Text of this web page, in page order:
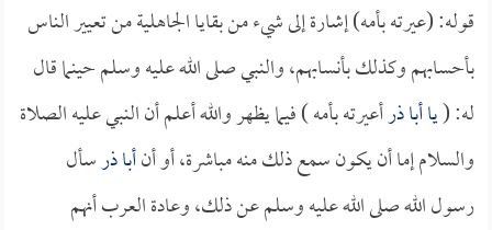
قوله: (عيرته بأمه) إشارة إلى شيء من بقايا الجاهلية من تعيير الناس
بأحسابهم وكذلك بأنسابهم، والنبي صلى الله عليه وسلم حينما قال
له: (ياأبا ذرأعيرته بأمه ) فيما يظهر والله أعلم أن النبي عليه الصلاة
والسلام إما أن يكون سمع ذلك منه مباشرة، أو أنأبا ذرسأل
رسول الله صلى الله عليه وسلم عن ذلك، وعادة العرب أنهم